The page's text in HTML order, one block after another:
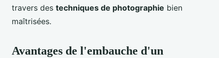
travers des techniques de photographie bien
maîtrisées.
Avantages de l'embauche d'un